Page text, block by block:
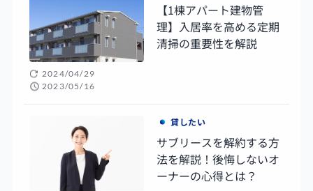
【1棟アパート建物管
理】入居率を高める定期
清掃の重要性を解説
2024/04/29
2023/05/16
サブリースを解約する方
法を解説！後悔しないオ
ーナーの心得とは？
貸したい